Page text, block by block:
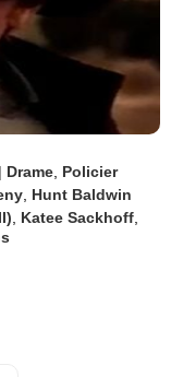
| Drame Policier
Hunt Baldwin
Katee Sackhoff